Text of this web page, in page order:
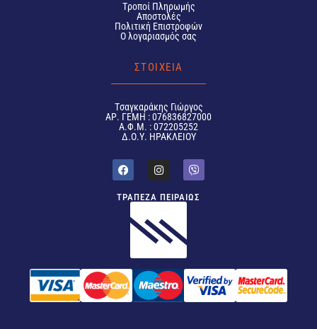
Tροποί Πληρωμής
Αποστολές
Πολιτική Επιστροφών
Ο λογαριασμός σας
ΣΤΟΙΧΕΙΑ
Tσαγκαράκης Γιώργος
ΑΡ. ΓΕΜΗ : 076836827000
Α.Φ.Μ. : 072205252
Δ.Ο.Υ. ΗΡΑΚΛΕΙΟΥ
ΤΡΑΠΕΖΑ ΠΕΙΡΑΙΩΣ